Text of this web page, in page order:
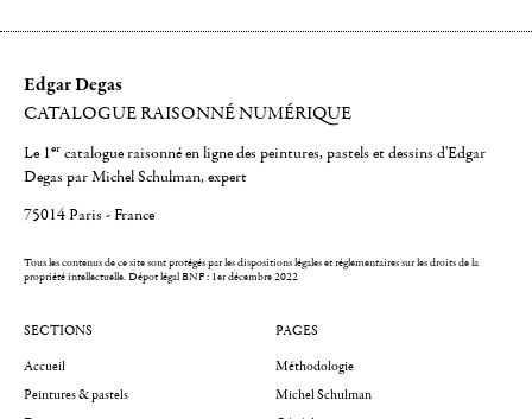
Edgar Degas
CATALOGUE RAISONNÉ NUMÉRIQUE
Le 1er catalogue raisonné en ligne des peintures, pastels et dessins d'Edgar
Degas par Michel Schulman, expert
75014 Paris - France
Tous les contenus de ce site sont protégés par les dispositions légales et réglementaires sur les droits de la
propriété intellectuelle.Dépot légal BNF : 1er décembre 2022
SECTIONS
Accueil
Peintures & pastels
PAGES
Méthodologie
Michel Schulman